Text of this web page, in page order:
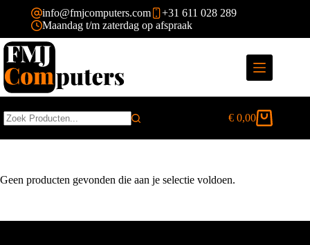
inhoud
info@fmjcomputers.com
+31 611 028 289
Maandag t/m zaterdag op afspraak
resultaten
Winkelwagen
€ 0,00
Geen producten gevonden die aan je selectie voldoen.